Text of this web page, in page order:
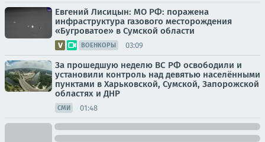
Евгений Лисицын: МО РФ: поражена
инфраструктура газового месторождения
«Бугроватое» в Сумской области
ВОЕНКОРЫ 03:09
За прошедшую неделю ВС РФ освободили и
установили контроль над девятью населёнными
пунктами в Харьковской, Сумской, Запорожской
областях и ДНР
СМИ 01:48